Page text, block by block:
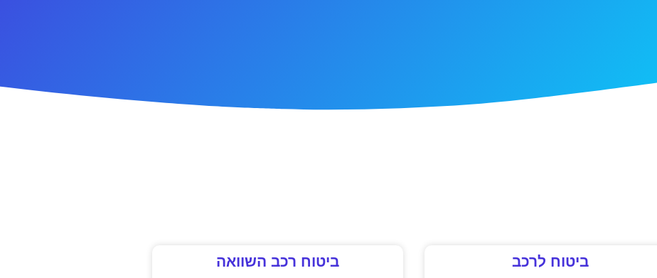
ביטוח לרכב ביטוח רכב השוואה